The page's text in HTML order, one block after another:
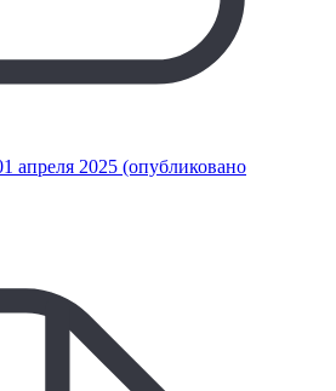
апреля 2025 (опубликовано